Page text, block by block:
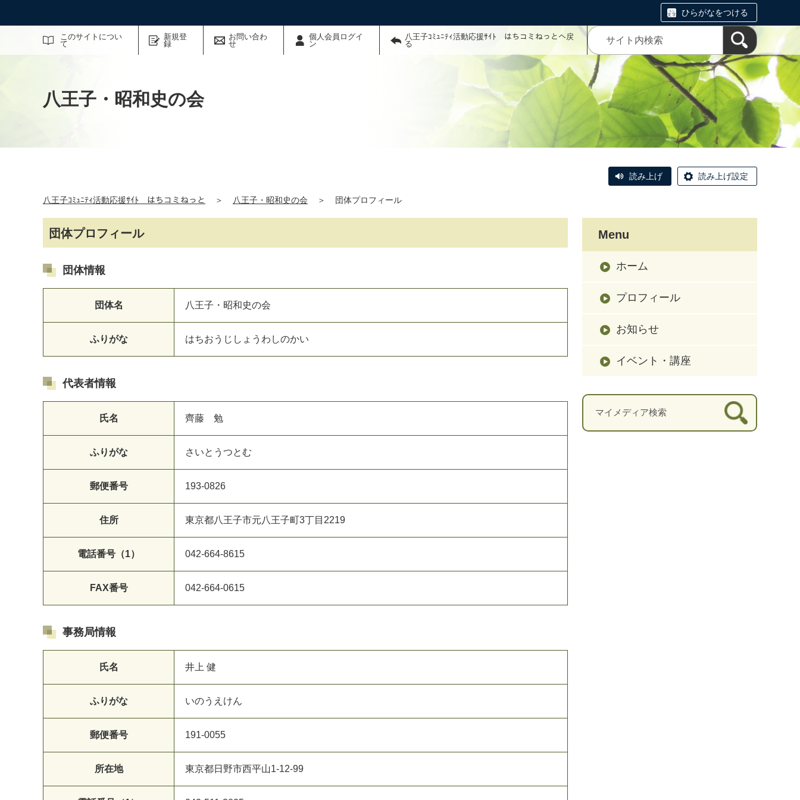
ひらがなをつける
このサイトについ
て
新規登
録
お問い合わ
せ
個人会員ログイ
ン
八王子ｺﾐｭﾆﾃｨ活動応援ｻｲﾄ はちコミねっとへ戻
る
サイト内検索
八王子・昭和史の会
読み上げ 読み上げ設定
八王子ｺﾐｭﾆﾃｨ活動応援ｻｲﾄ はちコミねっと ＞ 八王子・昭和史の会 ＞ 団体プロフィール
団体プロフィール
団体情報
団体名 八王子・昭和史の会
ふりがな はちおうじしょうわしのかい
代表者情報
氏名 齊藤 勉
ふりがな さいとうつとむ
郵便番号 193-0826
住所 東京都八王子市元八王子町3丁目2219
電話番号（1） 042-664-8615
FAX番号 042-664-0615
事務局情報
氏名 井上 健
ふりがな いのうえけん
郵便番号 191-0055
所在地 東京都日野市西平山1-12-99
Menu
ホーム
プロフィール
お知らせ
イベント・講座
マイメディア検索